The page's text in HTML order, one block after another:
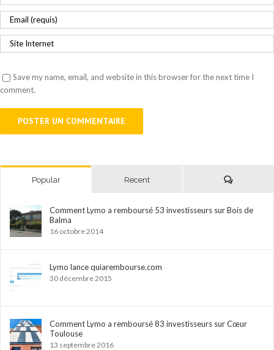
Save my name, email, and website in this browser for the next time I
comment.
Popular Recent Comments
Comment Lymo a remboursé 53 investisseurs sur Bois de
Balma
16 octobre 2014
Lymo lance quiarembourse.com
30 décembre 2015
Comment Lymo a remboursé 83 investisseurs sur Cœur
Toulouse
13 septembre 2016